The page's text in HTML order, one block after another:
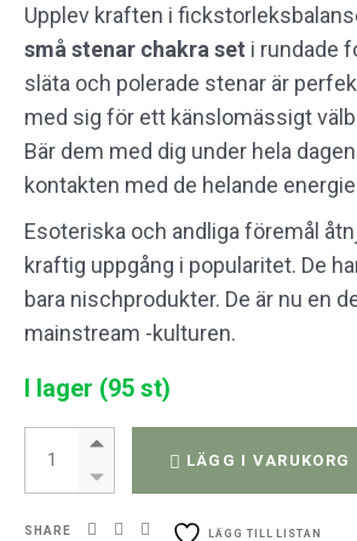
Upplev kraften i
små stenar chakra set i rundade
släta och polerade stenar är
med sig för ett känslomässigt
Bär dem med dig under hela
kontakten med de helande
Esoteriska och andliga föremål
kraftig uppgång i popularitet. De
bara nischprodukter. De är nu en
mainstream -kulturen.
I lager (95 st)
Runda Chakra stenar 1 set quantity
LÄGG I VARUKORG
SHARE LÄGG TILL LISTAN